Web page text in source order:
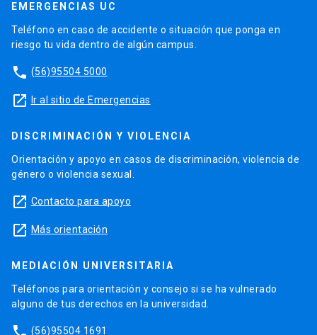
EMERGENCIAS UC
Teléfono en caso de accidente o situación que ponga en
riesgo tu vida dentro de algún campus.
phone (56)95504 5000
launch Ir al sitio de Emergencias
DISCRIMINACIÓN Y VIOLENCIA
Orientación y apoyo en casos de discriminación, violencia de
género o violencia sexual.
launch Contacto para apoyo
launch Más orientación
MEDIACIÓN UNIVERSITARIA
Teléfonos para orientación y consejo si se ha vulnerado
alguno de tus derechos en la universidad.
(56)95504 1691